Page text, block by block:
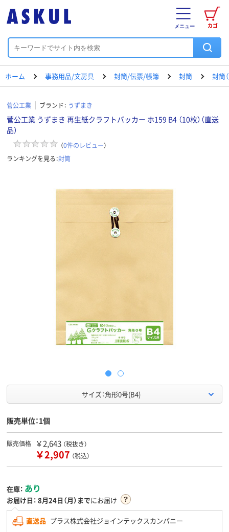
カゴ
メニュー
ホーム 事務用品/文房具 封筒/伝票/帳簿 封筒 封筒
菅公工業 ブランド： うずまき
菅公工業 うずまき 再生紙クラフトパッカー ホ159 B4 （10枚）（直送
品）
（0件のレビュー）
ランキングを見る：封筒
サイズ：角形0号(B4)
販売単位：1個
販売価格 ￥2,643 （税抜き）
￥2,907 （税込）
在庫： あり
お届け日： 8月24日（月）までにお届け
直送品 プラス株式会社ジョインテックスカンパニー